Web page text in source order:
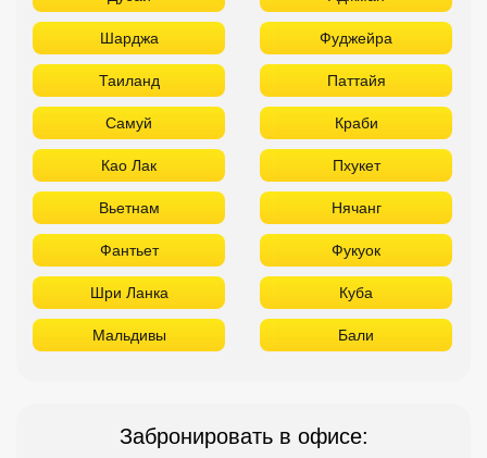
Шарджа Фуджейра
Таиланд Паттайя
Самуй Краби
Као Лак Пхукет
Вьетнам Нячанг
Фантьет Фукуок
Шри Ланка Куба
Мальдивы Бали
Забронировать в офисе: